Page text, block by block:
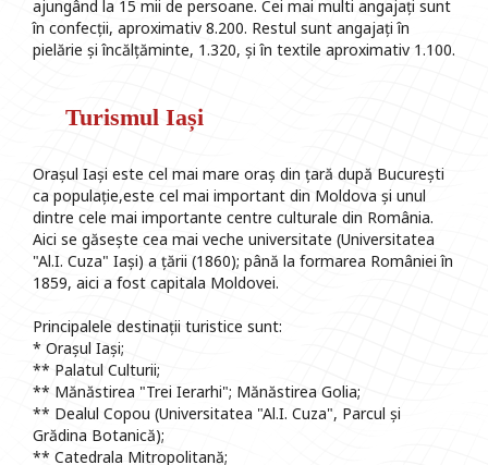
ajungând la 15 mii de persoane. Cei mai multi angajați sunt
în confecții, aproximativ 8.200. Restul sunt angajați în
pielărie și încălțăminte, 1.320, și în textile aproximativ 1.100.
Turismul Iași
Orașul Iași este cel mai mare oraș din țară după București
ca populație,este cel mai important din Moldova și unul
dintre cele mai importante centre culturale din România.
Aici se găsește cea mai veche universitate (Universitatea
"Al.I. Cuza" Iași) a țării (1860); până la formarea României în
1859, aici a fost capitala Moldovei.
Principalele destinații turistice sunt:
* Orașul Iași;
** Palatul Culturii;
** Mănăstirea "Trei Ierarhi"; Mănăstirea Golia;
** Dealul Copou (Universitatea "Al.I. Cuza", Parcul și
Grădina Botanică);
** Catedrala Mitropolitană;